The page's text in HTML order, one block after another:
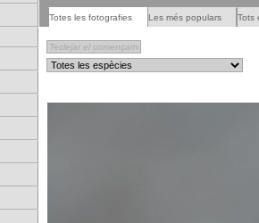
Totes les fotografies Les més populars Tots